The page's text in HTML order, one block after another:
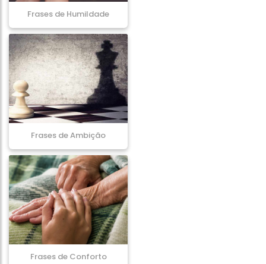
Frases de Humildade
Frases de Ambição
Frases de Conforto